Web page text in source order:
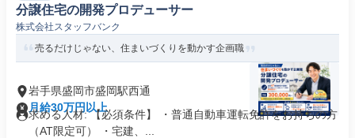
分譲住宅の開発プロデューサー
株式会社スタッフバンク
売るだけじゃない、住まいづくりを動かす企画職
岩手県盛岡市盛岡駅西通
月給30万円以上
求める人材: 【必須条件】 ・普通自動車運転免許をお持ちの方
（AT限定可） ・宅建、...